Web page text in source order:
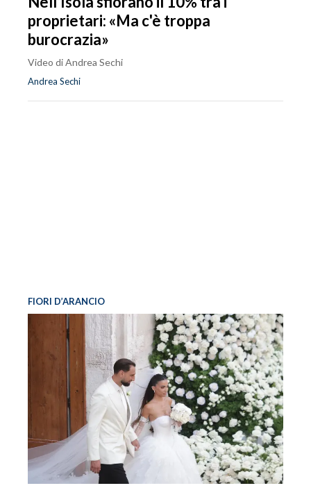
proprietari: «Ma c'è troppa
burocrazia»
Video di Andrea Sechi
Andrea Sechi
FIORI D’ARANCIO